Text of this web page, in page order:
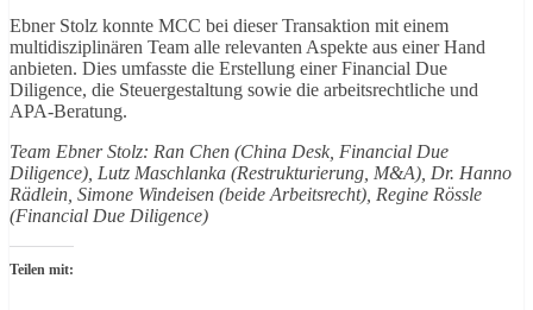
Ebner Stolz konnte MCC bei dieser Transaktion mit einem
multidisziplinären Team alle relevanten Aspekte aus einer Hand
anbieten. Dies umfasste die Erstellung einer Financial Due
Diligence, die Steuergestaltung sowie die arbeitsrechtliche und
APA-Beratung.
Team Ebner Stolz: Ran Chen (China Desk, Financial Due
Diligence), Lutz Maschlanka (Restrukturierung, M&A), Dr. Hanno
Rädlein, Simone Windeisen (beide Arbeitsrecht), Regine Rössle
(Financial Due Diligence)
Teilen mit: